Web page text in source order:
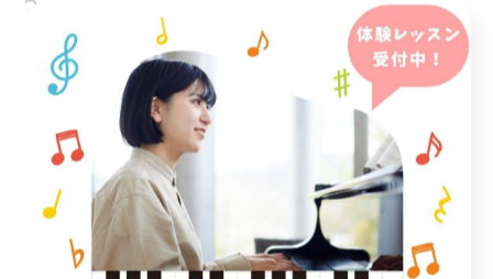
例えば、公式サイトや口コミで講師のプロフィールや生
徒の上達実績をチェックするのがおすすめです。体験レ
ッスン時には、指導が丁寧か、生徒のレベルや性格に合
わせた柔軟な対応ができているかを観察することがポイ
ントです。
また、講師との相性が合わない場合、モチベーションが
下がってしまうこともあります。気になる点は遠慮せず